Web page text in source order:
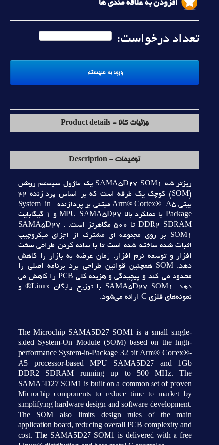
افزودن به علاقه مندی ها
تعداد درخواست:
جزئیات کالا - Product details
توضیحات - Description
ريزتراشه SAMA5D27 SOM1 يک ماژول سيستم روشن
(SOM) کوچک يک طرفه است که بر اساس پردازنده 32
بيتي Arm® Cortex®-A5 مبتني بر پردازنده System-in-
Package با عملکرد بالا MPU SAMA5D27 و 1 گيگابايت
DDR2 SDRAM تا 500 مگاهرتز است. . SAMA5D27
SOM1 بر روي مجموعه اي مشترک از اجزاي ميکروچيپ
اثبات شده ساخته شده است تا با ساده کردن طراحي سخت
افزار و توسعه نرم افزار، زمان عرضه به بازار را کاهش
دهد. SOM همچنين قوانين طراحي برد برنامه اصلي را
محدود مي کند و پيچيدگي و هزينه کلي PCB را کاهش مي
دهد. SAMA5D27 SOM1 با توزيع رايگان Linux® و
نمونه‌هاي فلزي C ارائه مي‌شود.
The Microchip SAMA5D27 SOM1 is a small single-
sided System-On Module (SOM) based on the high-
performance System-in-Package 32 bit Arm® Cortex®-
A5 processor-based MPU SAMA5D27 and 1Gb
DDR2 SDRAM running up to 500 MHz. The
SAMA5D27 SOM1 is built on a common set of proven
Microchip components to reduce time to market by
simplifying hardware design and software development.
The SOM also limits design rules of the main
application board, reducing overall PCB complexity and
cost. The SAMA5D27 SOM1 is delivered with a free